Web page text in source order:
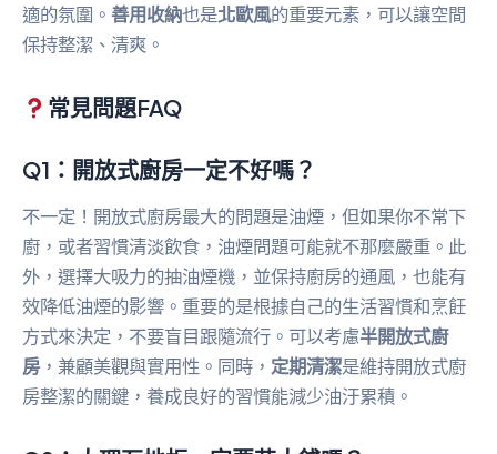
適的氛圍。 善用收納也是北歐風的重要元素，可以讓空間
保持整潔、清爽。
常見問題FAQ
Q1：開放式廚房一定不好嗎？
不一定！開放式廚房最大的問題是油煙，但如果你不常下
廚，或者習慣清淡飲食，油煙問題可能就不那麼嚴重。此
外，選擇大吸力的抽油煙機，並保持廚房的通風，也能有
效降低油煙的影響。重要的是根據自己的生活習慣和烹飪
方式來決定，不要盲目跟隨流行。可以考慮半開放式廚
房，兼顧美觀與實用性。同時， 定期清潔是維持開放式廚
房整潔的關鍵，養成良好的習慣能減少油汙累積。